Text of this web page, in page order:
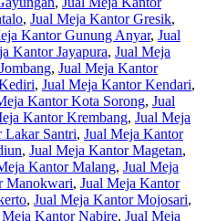
, Jual Meja Kantor Gresik,
Kantor Gunung Anyar, Jual
Kantor Jayapura, Jual Meja
, Jual Meja Kantor
, Jual Meja Kantor Kendari,
Kantor Kota Sorong, Jual
Kantor Krembang, Jual Meja
Lakar Santri, Jual Meja Kantor
, Jual Meja Kantor Magetan,
Kantor Malang, Jual Meja
Manokwari, Jual Meja Kantor
, Jual Meja Kantor Mojosari,
Meja Kantor Nabire, Jual Meja